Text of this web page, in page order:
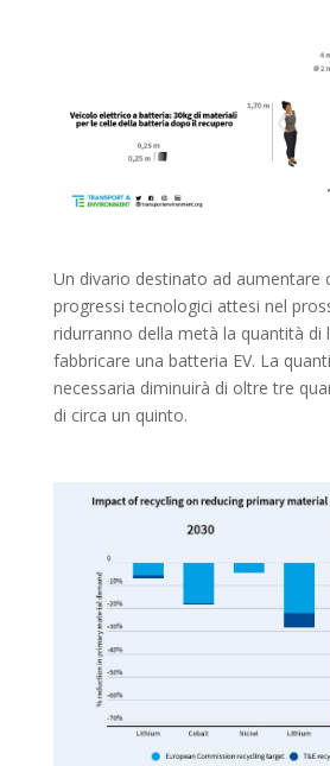
Un divario destinato ad aumentare
progressi tecnologici attesi nel
ridurranno della metà la quantità
fabbricare una batteria EV. La
necessaria diminuirà di oltre tre
di circa un quinto.